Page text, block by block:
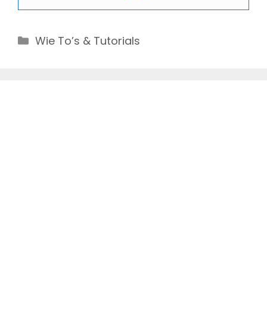
Categories
Wie To’s & Tutorials